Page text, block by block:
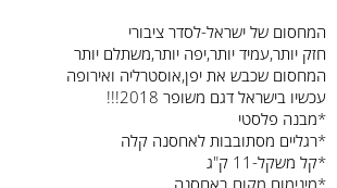
המחסום של ישראל-לסדר ציבורי
חזק יותר,עמיד יותר,יפה יותר,משתלם יותר
המחסום שכבש את יפן,אוסטרליה ואירופה
עכשיו בישראל דגם משופר 2018!!!
*מבנה פלסטי
*רגליים מסתובבות לאחסנה קלה
*קל משקל-11 ק"ג
*מינימום מקום באחסנה